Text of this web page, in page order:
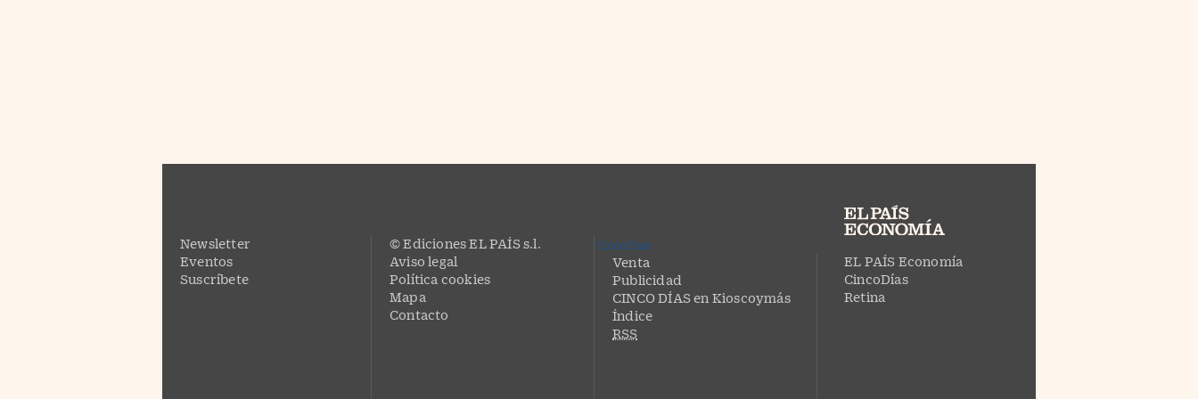
CincoDías
Newsletter
Eventos
Suscríbete
© Ediciones EL PAÍS s.l.
Aviso legal
Política cookies
Mapa
Contacto
Venta
Publicidad
CINCO DÍAS en Kioscoymás
Índice
RSS
EL PAÍS Economía
CincoDías
Retina